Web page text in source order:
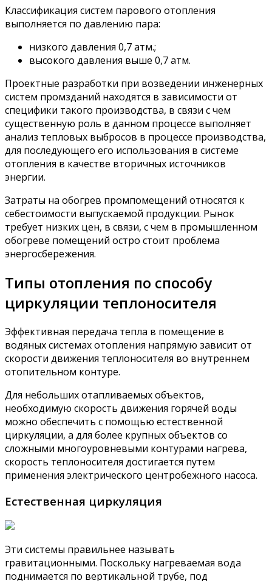
Классификация систем парового отопления
выполняется по давлению пара:
низкого давления 0,7 атм.;
высокого давления выше 0,7 атм.
Проектные разработки при возведении инженерных
систем промзданий находятся в зависимости от
специфики такого производства, в связи с чем
существенную роль в данном процессе выполняет
анализ тепловых выбросов в процессе производства,
для последующего его использования в системе
отопления в качестве вторичных источников
энергии.
Затраты на обогрев промпомещений относятся к
себестоимости выпускаемой продукции. Рынок
требует низких цен, в связи, с чем в промышленном
обогреве помещений остро стоит проблема
энергосбережения.
Типы отопления по способу
циркуляции теплоносителя
Эффективная передача тепла в помещение в
водяных системах отопления напрямую зависит от
скорости движения теплоносителя во внутреннем
отопительном контуре.
Для небольших отапливаемых объектов,
необходимую скорость движения горячей воды
можно обеспечить с помощью естественной
циркуляции, а для более крупных объектов со
сложными многоуровневыми контурами нагрева,
скорость теплоносителя достигается путем
применения электрического центробежного насоса.
Естественная циркуляция
Эти системы правильнее называть
гравитационными. Поскольку нагреваемая вода
поднимается по вертикальной трубе, под